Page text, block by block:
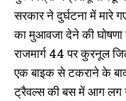
सरकार ने दुर्घटना में मारे
का मुआवजा देने की घाेषणा
राजमार्ग 44 पर कुरनूल
एक बाइक से टकराने के बाद
ट्रैवल्स की बस में आग लग